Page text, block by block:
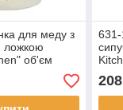
для меду з
ложкою
об'єм
10см,
631-
208